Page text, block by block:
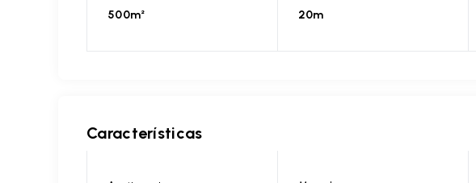
500m²
20m
Características